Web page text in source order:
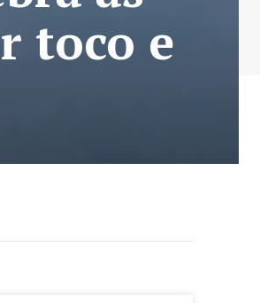
toco e